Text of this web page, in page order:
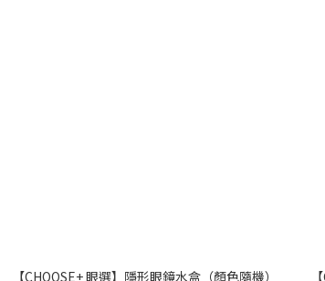
【CHOOSE+ 眼選】隱形眼鏡水盒（顏色隨機）